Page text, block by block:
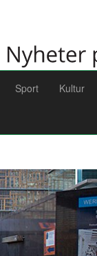
Sport Kultur